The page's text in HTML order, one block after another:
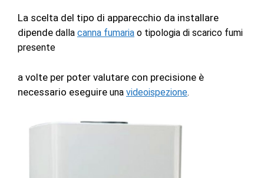
La scelta del tipo di apparecchio da installare
dipende dalla canna fumaria o tipologia di scarico fumi
presente
a volte per poter valutare con precisione è
necessario eseguire una videoispezione.